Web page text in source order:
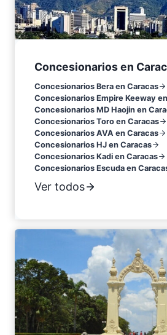
Concesionarios en
Concesionarios Bera en Caracas
Concesionarios Empire Keeway
Concesionarios MD Haojin en
Concesionarios Toro en Caracas
Concesionarios AVA en Caracas
Concesionarios HJ en Caracas
Concesionarios Kadi en Caracas
Concesionarios Escuda en
Ver todos